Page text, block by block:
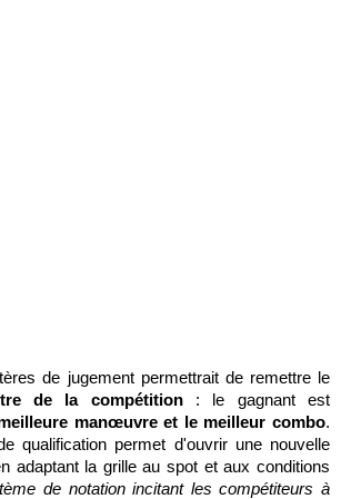
de jugement permettrait de remettre le
de la compétition: le gagnant est
manœuvre et le meilleur combo.
qualification permet d'ouvrir une nouvelle
adaptant la grille au spot et aux conditions
de notation incitant les compétiteurs à